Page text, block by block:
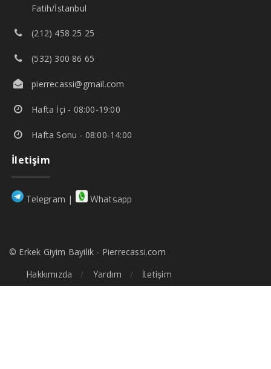
Fatih/İstanbul
(212) 458 25 25
(532) 300 86 65
pierrecassi@gmail.com
Hafta İçi - 08:00-19:00
Hafta Sonu - 08:00-14:00
İletişim
Telegram | Whatsapp
© Erkek Giyim Bayilik - Pierrecassi.com
Hakkımızda
Yardım İletişim